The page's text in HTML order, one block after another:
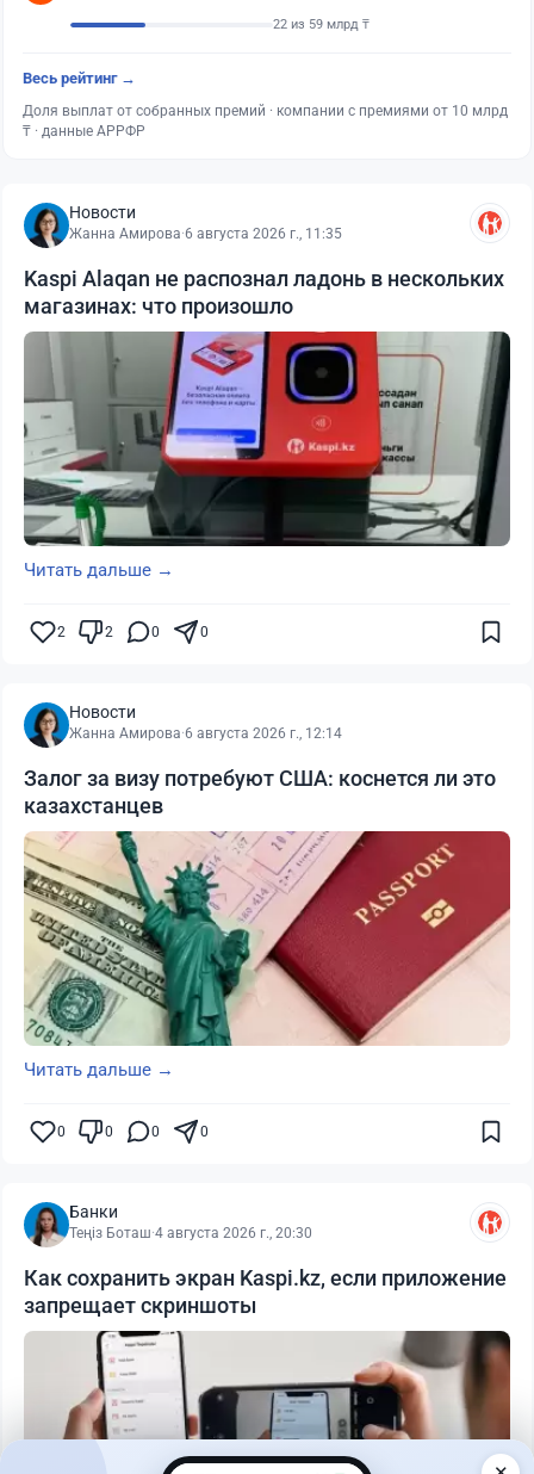
22 из 59 млрд ₸
Весь рейтинг →
Доля выплат от собранных премий · компании с премиями от 10 млрд
₸ · данные АРРФР
Новости
Жанна Амирова·6 августа 2026 г., 11:35
Kaspi Alaqan не распознал ладонь в нескольких
магазинах: что произошло
Читать дальше →
2 2 0 0
Новости
Жанна Амирова·6 августа 2026 г., 12:14
Залог за визу потребуют США: коснется ли это
казахстанцев
Читать дальше →
0 0 0 0
Банки
Теңіз Боташ·4 августа 2026 г., 20:30
Как сохранить экран Kaspi.kz, если приложение
запрещает скриншоты